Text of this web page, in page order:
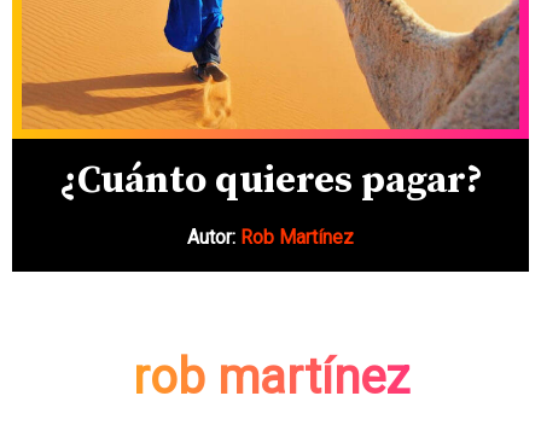
¿Cuánto quieres pagar?
Autor: Rob Martínez
rob martínez